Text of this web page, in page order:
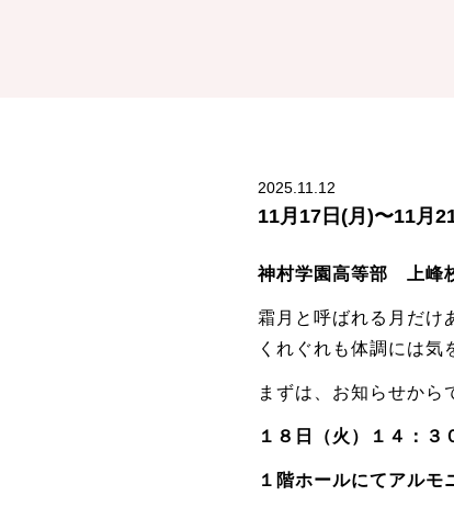
2025.11.12
11月17日(月)〜11月
神村学園高等部 上峰
霜月と呼ばれる月だけ
くれぐれも体調には気
まずは、お知らせから
１８日（火）１４：
１階ホールにてアルモ